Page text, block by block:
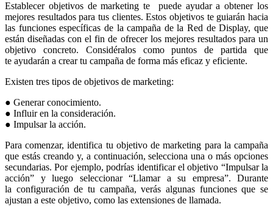
Establecer objetivos de marketing te puede ayudar a obtener los
mejores resultados para tus clientes. Estos objetivos te guiarán hacia
las funciones específicas de la campaña de la Red de Display, que
están diseñadas con el fin de ofrecer los mejores resultados para un
objetivo concreto. Considéralos como puntos de partida que
te ayudarán a crear tu campaña de forma más eficaz y eficiente.
Existen tres tipos de objetivos de marketing:
● Generar conocimiento.
● Influir en la consideración.
● Impulsar la acción.
Para comenzar, identifica tu objetivo de marketing para la campaña
que estás creando y, a continuación, selecciona una o más opciones
secundarias. Por ejemplo, podrías identificar el objetivo “Impulsar la
acción” y luego seleccionar “Llamar a su empresa”. Durante
la configuración de tu campaña, verás algunas funciones que se
ajustan a este objetivo, como las extensiones de llamada.